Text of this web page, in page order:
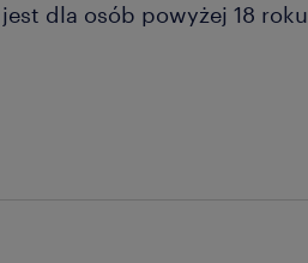
dla osób powyżej 18 roku